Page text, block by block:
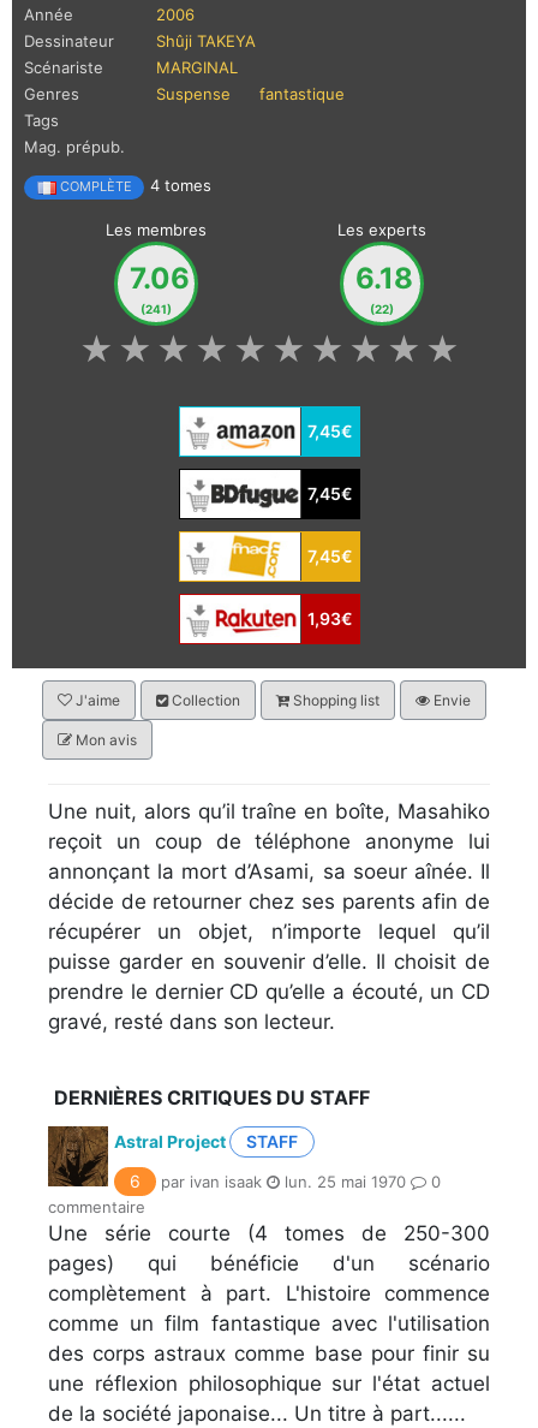
Année
2006
Dessinateur
Shûji TAKEYA
Scénariste
MARGINAL
Genres
Suspense
fantastique
Tags
Mag. prépub.
COMPLÈTE 4 tomes
Les membres
7.06
(241)
Les experts
6.18
(22)
★
★
★
★
★
★
★
★
★
★
7,45€
7,45€
7,45€
1,93€
J'aime Collection Shopping list Envie
Mon avis
Une nuit, alors qu’il traîne en boîte, Masahiko
reçoit un coup de téléphone anonyme lui
annonçant la mort d’Asami, sa soeur aînée. Il
décide de retourner chez ses parents afin de
récupérer un objet, n’importe lequel qu’il
puisse garder en souvenir d’elle. Il choisit de
prendre le dernier CD qu’elle a écouté, un CD
gravé, resté dans son lecteur.
DERNIÈRES CRITIQUES DU STAFF
Astral Project
STAFF
6
par ivan isaak lun. 25 mai 1970
0
commentaire
Une série courte (4 tomes de 250-300
pages) qui bénéficie d'un scénario
complètement à part. L'histoire commence
comme un film fantastique avec l'utilisation
des corps astraux comme base pour finir su
une réflexion philosophique sur l'état actuel
de la société japonaise... Un titre à part......